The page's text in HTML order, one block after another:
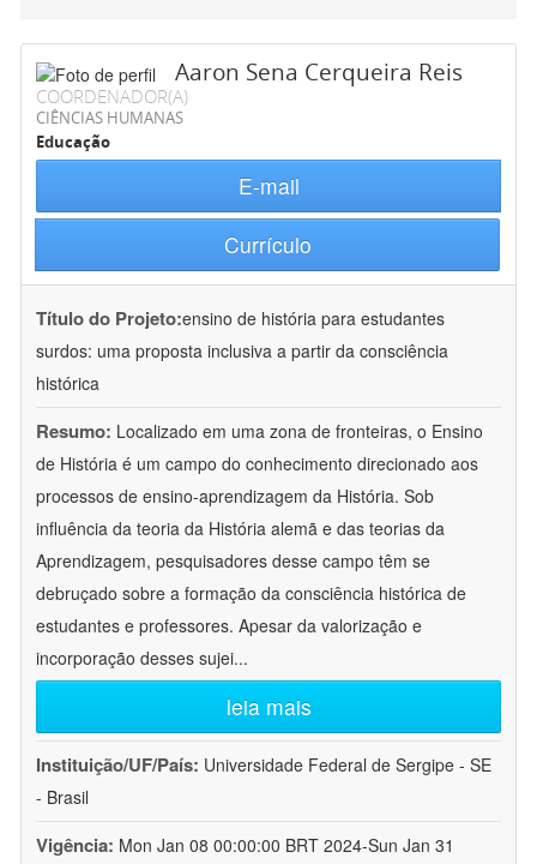
Aaron Sena Cerqueira Reis
COORDENADOR(A)
CIÊNCIAS HUMANAS
Educação
E-mail
Currículo
Título do Projeto:ensino de história para estudantes
surdos: uma proposta inclusiva a partir da consciência
histórica
Resumo: Localizado em uma zona de fronteiras, o Ensino
de História é um campo do conhecimento direcionado aos
processos de ensino-aprendizagem da História. Sob
influência da teoria da História alemã e das teorias da
Aprendizagem, pesquisadores desse campo têm se
debruçado sobre a formação da consciência histórica de
estudantes e professores. Apesar da valorização e
incorporação desses sujei...
leia mais
Instituição/UF/País: Universidade Federal de Sergipe - SE
- Brasil
Vigência: Mon Jan 08 00:00:00 BRT 2024-Sun Jan 31